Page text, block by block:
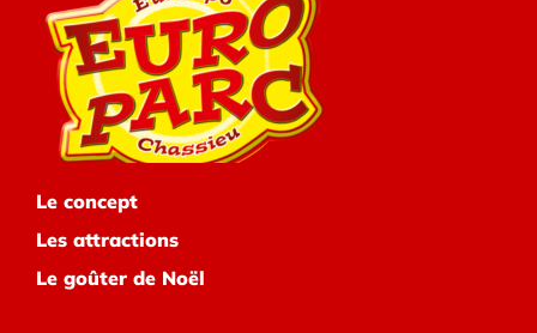
Le concept
Les attractions
Le goûter de Noël